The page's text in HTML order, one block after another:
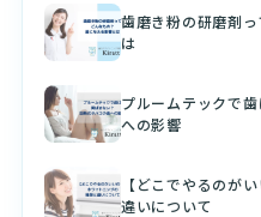
歯磨き粉の研磨剤
は
プルームテックで
への影響
【どこでやるのが
違いについて